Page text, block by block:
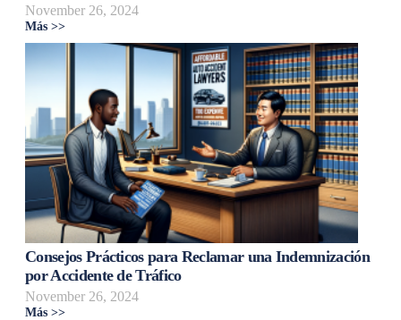
November 26, 2024
Más >>
Consejos Prácticos para Reclamar una Indemnización
por Accidente de Tráfico
November 26, 2024
Más >>